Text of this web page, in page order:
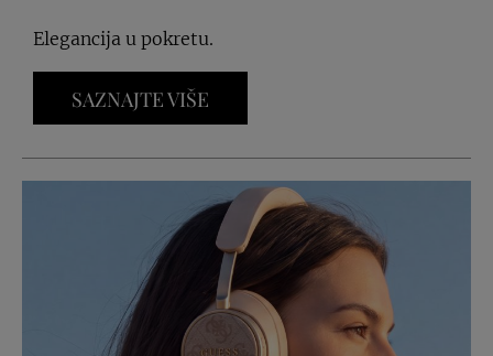
Elegancija u pokretu.
SAZNAJTE VIŠE